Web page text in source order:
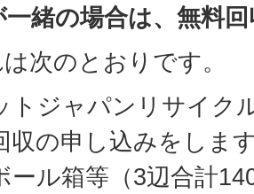
緒の場合は、無料
次のとおりです。
トジャパンリサイク
収の申し込みをしま
ール箱等（3辺合計